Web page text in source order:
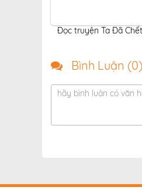
Đọc truyện Ta Đã
Bình Luận (0)
hãy bình luận có văn